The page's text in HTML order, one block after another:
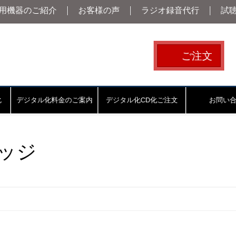
機器のご紹介 お客様の声 ラジオ録音代行 試
ご注文
デジタル化料金のご案内 デジタル化CD化ご注文 お問い
ジ